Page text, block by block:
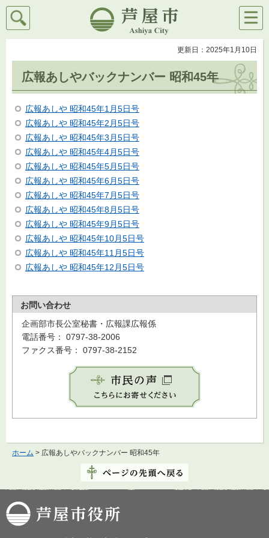
芦屋市
検索
メニ
ュー
更新日：2025年1月10日
広報あしやバックナンバー 昭和45年
広報あしや 昭和45年1月5日号
広報あしや 昭和45年2月5日号
広報あしや 昭和45年3月5日号
広報あしや 昭和45年4月5日号
広報あしや 昭和45年5月5日号
広報あしや 昭和45年6月5日号
広報あしや 昭和45年7月5日号
広報あしや 昭和45年8月5日号
広報あしや 昭和45年9月5日号
広報あしや 昭和45年10月5日号
広報あしや 昭和45年11月5日号
広報あしや 昭和45年12月5日号
お問い合わせ
企画部市長公室秘書・広報課広報係
電話番号： 0797-38-2006
ファクス番号： 0797-38-2152
ホーム > 広報あしやバックナンバー 昭和45年
芦屋市役所